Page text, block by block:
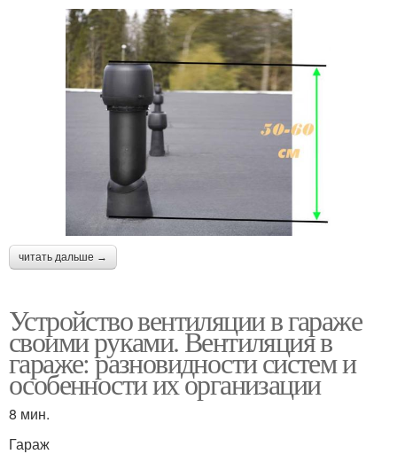
читать дальше →
Устройство вентиляции в гараже
своими руками. Вентиляция в
гараже: разновидности систем и
особенности их организации
8 мин.
Гараж